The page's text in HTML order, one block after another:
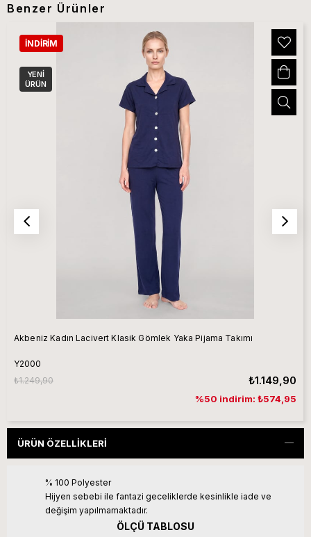
Benzer Ürünler
Akbeniz Kadın Lacivert Klasik Gömlek Yaka Pijama Takımı
Y2000
₺1.149,90
₺1.249,90
%50 indirim: ₺574,95
İNDIRIM
YENI
ÜRÜN
ÜRÜN ÖZELLIKLERI
% 100 Polyester
Hijyen sebebi ile fantazi geceliklerde kesinlikle iade ve
değişim yapılmamaktadır.
ÖLÇÜ TABLOSU